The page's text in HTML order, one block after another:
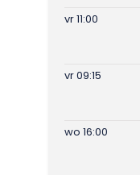
vr 11:00
vr 09:15
wo 16:00